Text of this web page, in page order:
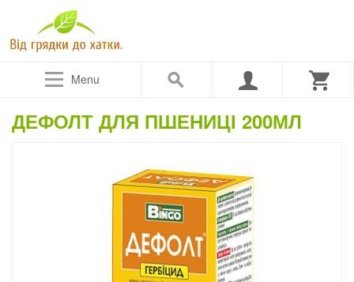
Menu
ДЕФОЛТ ДЛЯ ПШЕНИЦІ 200МЛ